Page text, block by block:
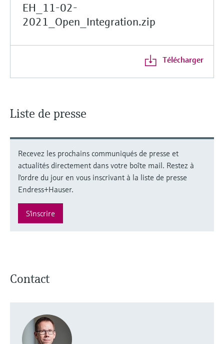
EH_11-02-
2021_Open_Integration.zip
Télécharger
Liste de presse
Recevez les prochains communiqués de presse et
actualités directement dans votre boîte mail. Restez à
l'ordre du jour en vous inscrivant à la liste de presse
Endress+Hauser.
S'inscrire
Contact